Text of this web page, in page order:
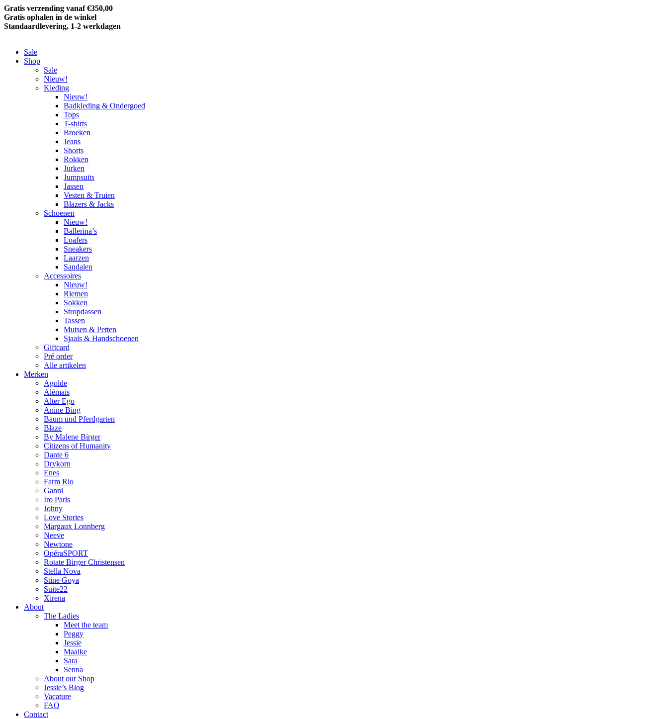
Gratis verzending vanaf €350,00
Gratis ophalen in de winkel
Standaardlevering, 1-2 werkdagen
Sale
Shop
Sale
Nieuw!
Kleding
Nieuw!
Badkleding & Ondergoed
Tops
T-shirts
Broeken
Jeans
Shorts
Rokken
Jurken
Jumpsuits
Jassen
Vesten & Truien
Blazers & Jacks
Schoenen
Nieuw!
Ballerina’s
Loafers
Sneakers
Laarzen
Sandalen
Accessoires
Nieuw!
Riemen
Sokken
Stropdassen
Tassen
Mutsen & Petten
Sjaals & Handschoenen
Giftcard
Pré order
Alle artikelen
Merken
Agolde
Alémais
Alter Ego
Anine Bing
Baum und Pferdgarten
Blaze
By Malene Birger
Citizens of Humanity
Dante 6
Drykorn
Enes
Farm Rio
Ganni
Iro Paris
Johny
Love Stories
Margaux Lonnberg
Neeve
Newtone
OpéraSPORT
Rotate Birger Christensen
Stella Nova
Stine Goya
Suite22
Xirena
About
The Ladies
Meet the team
Peggy
Jessie
Maaike
Sara
Senna
About our Shop
Jessie’s Blog
Vacature
FAQ
Contact